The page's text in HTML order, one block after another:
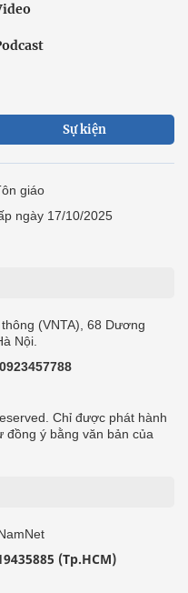
Sự kiện
giáo
ngày 17/10/2025
(VNTA), 68 Dương
Nội.
0923457788
Chỉ được phát hành
đồng ý bằng văn bản của
(Tp.HCM)